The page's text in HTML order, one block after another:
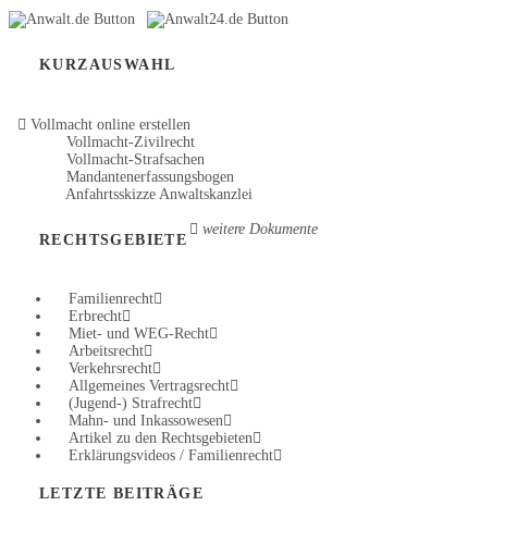
KURZAUSWAHL
Vollmacht online erstellen
Vollmacht-Zivilrecht
Vollmacht-Strafsachen
Mandantenerfassungsbogen
Anfahrtsskizze Anwaltskanzlei
weitere Dokumente
RECHTSGEBIETE
Familienrecht
Erbrecht
Miet- und WEG-Recht
Arbeitsrecht
Verkehrsrecht
Allgemeines Vertragsrecht
(Jugend-) Strafrecht
Mahn- und Inkassowesen
Artikel zu den Rechtsgebieten
Erklärungsvideos / Familienrecht
LETZTE BEITRÄGE